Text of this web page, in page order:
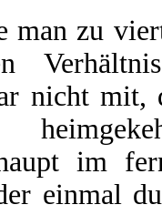
man zu
nicht mit,
im
einmal